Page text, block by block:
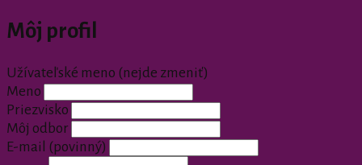
Môj profil
Užívateľské meno (nejde zmeniť)
Meno
Priezvisko
Môj odbor
E-mail
(povinný)